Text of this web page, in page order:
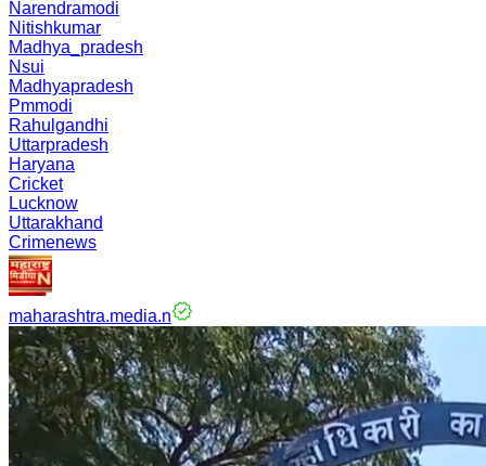
Narendramodi
Nitishkumar
Madhya_pradesh
Nsui
Madhyapradesh
Pmmodi
Rahulgandhi
Uttarpradesh
Haryana
Cricket
Lucknow
Uttarakhand
Crimenews
maharashtra.media.n